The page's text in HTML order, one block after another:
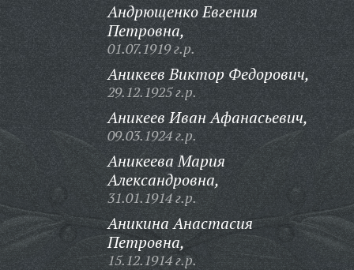
Андрющенко Евгения
Петровна,
01.07.1919 г.р.
Аникеев Виктор Федорович,
29.12.1925 г.р.
Аникеев Иван Афанасьевич,
09.03.1924 г.р.
Аникеева Мария
Александровна,
31.01.1914 г.р.
Аникина Анастасия
Петровна,
15.12.1914 г.р.